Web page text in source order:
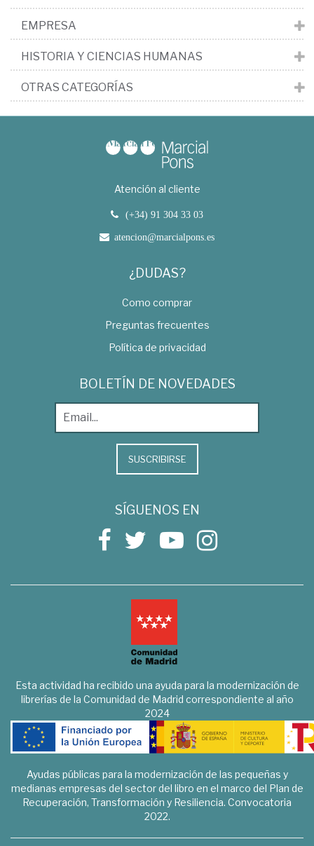
EMPRESA
HISTORIA Y CIENCIAS HUMANAS
OTRAS CATEGORÍAS
Atención al cliente
(+34) 91 304 33 03
atencion@marcialpons.es
¿DUDAS?
Como comprar
Preguntas frecuentes
Política de privacidad
BOLETÍN DE NOVEDADES
SUSCRIBIRSE
SÍGUENOS EN
Esta actividad ha recibido una ayuda para la modernización de
librerías de la Comunidad de Madrid correspondiente al año
2024
Ayudas públicas para la modernización de las pequeñas y
medianas empresas del sector del libro en el marco del Plan de
Recuperación, Transformación y Resiliencia. Convocatoria
2022.